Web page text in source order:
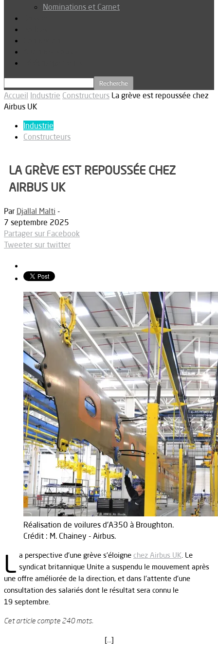
Nominations et Carnet
Accueil Industrie Constructeurs La grève est repoussée chez
Airbus UK
Industrie
Constructeurs
LA GRÈVE EST REPOUSSÉE CHEZ
AIRBUS UK
Par Djallal Malti -
7 septembre 2025
Partager sur Facebook
Tweeter sur twitter
Réalisation de voilures d'A350 à Broughton.
Crédit : M. Chainey - Airbus.
L a perspective d’une grève s’éloigne chez Airbus UK. Le
syndicat britannique Unite a suspendu le mouvement après
une offre améliorée de la direction, et dans l’attente d’une
consultation des salariés dont le résultat sera connu le
19 septembre.
Cet article compte 240 mots.
[…]